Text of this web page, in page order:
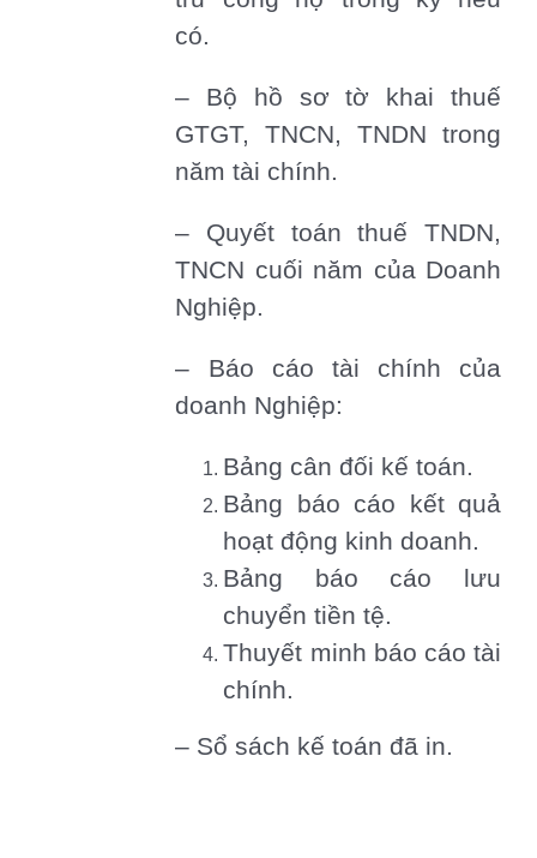
có.
– Bộ hồ sơ tờ khai thuế
GTGT, TNCN, TNDN trong
năm tài chính.
– Quyết toán thuế TNDN,
TNCN cuối năm của Doanh
Nghiệp.
– Báo cáo tài chính của
doanh Nghiệp:
Bảng cân đối kế toán.
Bảng báo cáo kết quả
hoạt động kinh doanh.
Bảng báo cáo lưu
chuyển tiền tệ.
Thuyết minh báo cáo tài
chính.
– Sổ sách kế toán đã in.